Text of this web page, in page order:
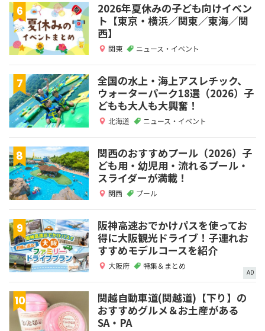
2026年夏休みの子ども向けイベン
ト【東京・横浜／関東／東海／関
西】
関東 ニュース・イベント
全国の水上・海上アスレチック、
ウォーターパーク18選（2026）子
どもも大人も大興奮！
北海道 ニュース・イベント
関西のおすすめプール（2026）子
ども用・幼児用・流れるプール・
スライダーが満載！
関西 プール
阪神高速おでかけパスを使ってお
得に大阪観光ドライブ！子連れお
すすめモデルコースを紹介
大阪府 特集＆まとめ
AD
関越自動車道(関越道)【下り】の
おすすめグルメ＆お土産がある
SA・PA